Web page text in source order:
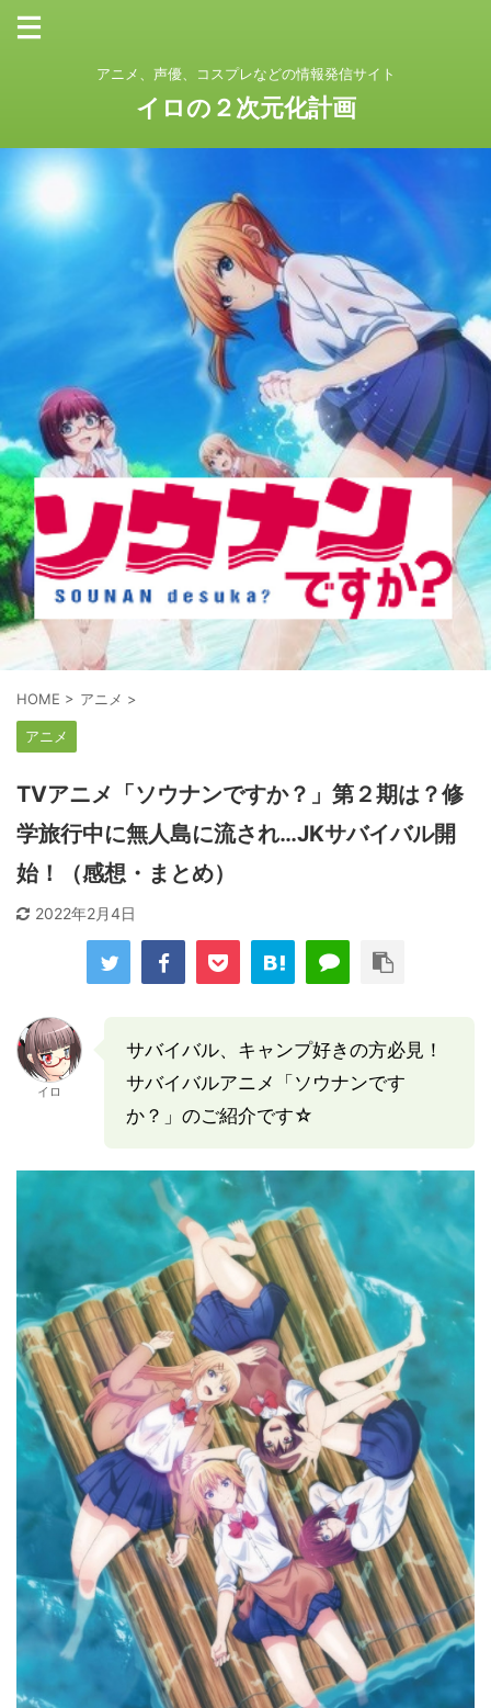
アニメ、声優、コスプレなどの情報発信サイト
イロの２次元化計画
HOME > アニメ >
アニメ
TVアニメ「ソウナンですか？」第２期は？修
学旅行中に無人島に流され…JKサバイバル開
始！（感想・まとめ）
2022年2月4日
イロ
サバイバル、キャンプ好きの方必見！
サバイバルアニメ「ソウナンです
か？」のご紹介です☆